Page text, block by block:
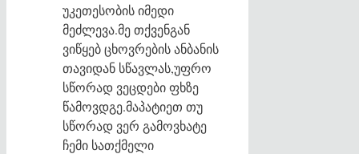
უკეთესობის იმედი
მეძლევა.მე თქვენგან
ვიწყებ ცხოვრების ანბანის
თავიდან სწავლას,უფრო
სწორად ვეცდები ფხზე
წამოვდგე.მაპატიეთ თუ
სწორად ვერ გამოვხატე
ჩემი სათქმელი